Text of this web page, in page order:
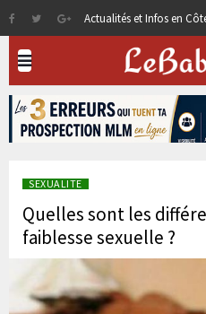
Actualités et Infos en
SEXUALITE
Quelles sont les
faiblesse sexuelle ?